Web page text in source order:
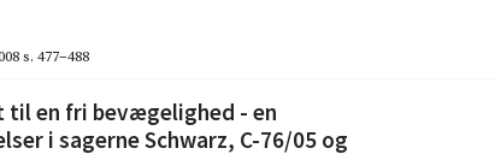
s. 477–488
til en fri bevægelighed - en
i sagerne Schwarz, C-76/05 og